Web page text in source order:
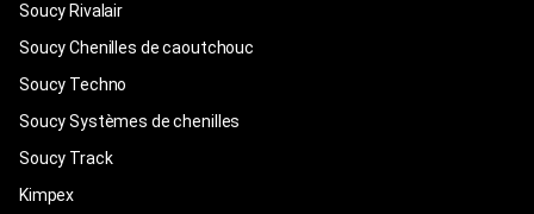
Soucy Rivalair
Soucy Chenilles de caoutchouc
Soucy Techno
Soucy Systèmes de chenilles
Soucy Track
Kimpex